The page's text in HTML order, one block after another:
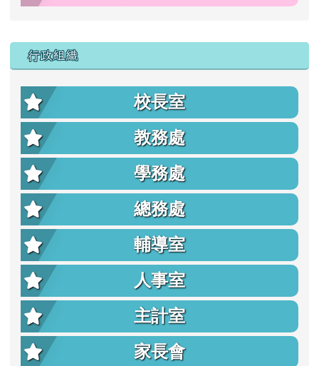
行政組織
校長室
教務處
學務處
總務處
輔導室
人事室
主計室
家長會